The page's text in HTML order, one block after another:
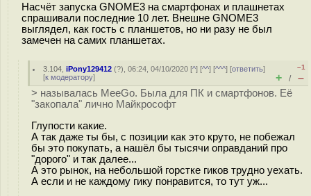
Насчёт запуска GNOME3 на смартфонах и плашнетах
спрашивали последние 10 лет. Внешне GNOME3
выглядел, как гость с планшетов, но ни разу не был
замечен на самих планшетах.
3.104 ,iPony129412 (?), 06:24, 04/10/2020 [^] [^^] [^^^] [ответить]
[к модератору]
–1
+ / –
> называлась MeeGo. Была для ПК и смартфонов. Её
"закопала" лично Майкрософт
Глупости какие.
А так даже ты бы, с позиции как это круто, не побежал
бы это покупать, а нашёл бы тысячи оправданий про
"дорого" и так далее...
А это рынок, на небольшой горстке гиков трудно уехать.
А если и не каждому гику понравится, то тут уж...